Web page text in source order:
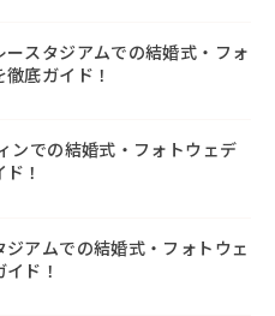
ースタジアムでの結婚式・フォ
底ガイド！
ンでの結婚式・フォトウェデ
！
アムでの結婚式・フォトウェ
ド！